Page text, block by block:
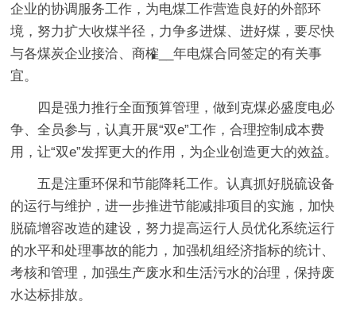
企业的协调服务工作，为电煤工作营造良好的外部环
境，努力扩大收煤半径，力争多进煤、进好煤，要尽快
与各煤炭企业接洽、商榷__年电煤合同签定的有关事
宜。
四是强力推行全面预算管理，做到克煤必盛度电必
争、全员参与，认真开展“双e”工作，合理控制成本费
用，让“双e”发挥更大的作用，为企业创造更大的效益。
五是注重环保和节能降耗工作。认真抓好脱硫设备
的运行与维护，进一步推进节能减排项目的实施，加快
脱硫增容改造的建设，努力提高运行人员优化系统运行
的水平和处理事故的能力，加强机组经济指标的统计、
考核和管理，加强生产废水和生活污水的治理，保持废
水达标排放。